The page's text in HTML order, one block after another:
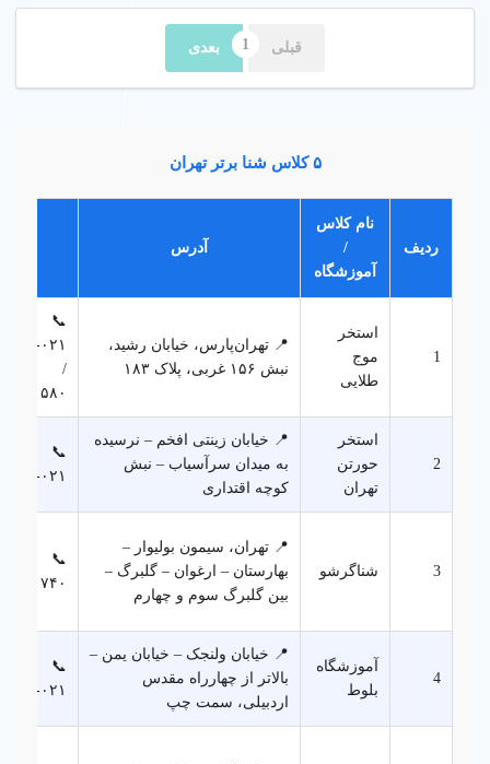
قبلی بعدی
۵ کلاس شنا برتر تهران
ردیف
نام کلاس
/
آموزشگاه
آدرس
1
استخر
موج
طلایی
📍 تهران‌پارس، خیابان رشید،
نبش ۱۵۶ غربی، پلاک ۱۸۳
📞
/
2
استخر
حورتن
تهران
📍 خیابان زینتی افخم – نرسیده
به میدان سرآسیاب – نبش
کوچه اقتداری
📞
۰۲۱‑۳۳۳۴۳۹۳۵
3 شناگرشو
📍 تهران، سیمون بولیوار –
بهارستان – ارغوان – گلبرگ –
بین گلبرگ سوم و چهارم
📞
4
آموزشگاه
بلوط
📍 خیابان ولنجک – خیابان یمن –
بالاتر از چهارراه مقدس
اردبیلی، سمت چپ
📞
۰۲۱‑۲۶۸۰۲۲۳۵